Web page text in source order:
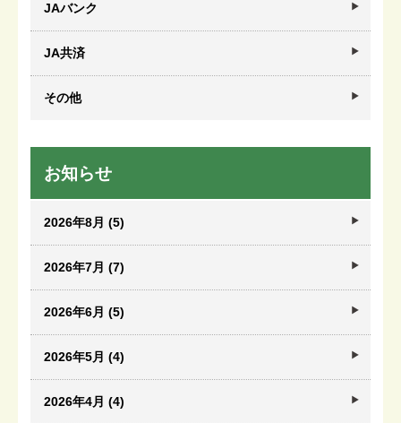
JAバンク
JA共済
その他
お知らせ
2026年8月 (5)
2026年7月 (7)
2026年6月 (5)
2026年5月 (4)
2026年4月 (4)